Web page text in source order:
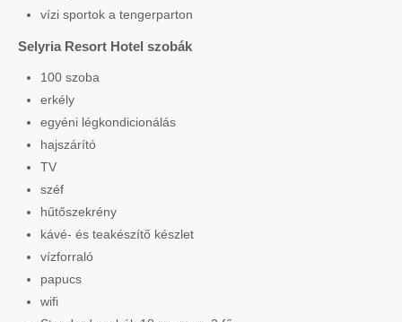
vízi sportok a tengerparton
Selyria Resort Hotel szobák
100 szoba
erkély
egyéni légkondicionálás
hajszárító
TV
széf
hűtőszekrény
kávé- és teakészítő készlet
vízforraló
papucs
wifi